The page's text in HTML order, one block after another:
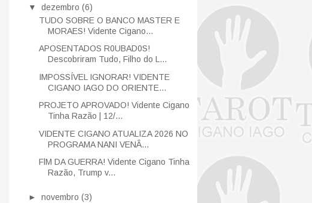
▼ dezembro (6)
TUDO SOBRE O BANCO MASTER E
MORAES! Vidente Cigano...
APOSENTADOS R0UBAD0S!
Descobriram Tudo, Filho do L...
IMPOSSÍVEL IGNORAR! VIDENTE
CIGANO IAGO DO ORIENTE...
PROJETO APROVADO! Vidente Cigano
Tinha Razão | 12/...
VIDENTE CIGANO ATUALIZA 2026 NO
PROGRAMA NANI VENÂ...
FlM DA GUERRA! Vidente Cigano Tinha
Razão, Trump v...
► novembro (3)